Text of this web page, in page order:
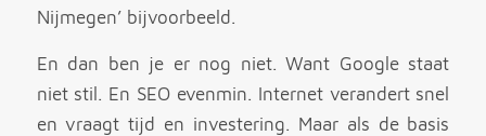
Nijmegen’ bijvoorbeeld.
En dan ben je er nog niet. Want Google staat
niet stil. En SEO evenmin. Internet verandert snel
en vraagt tijd en investering. Maar als de basis